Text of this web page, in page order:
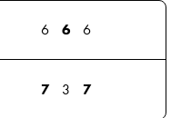
6 6 6
7 3 7